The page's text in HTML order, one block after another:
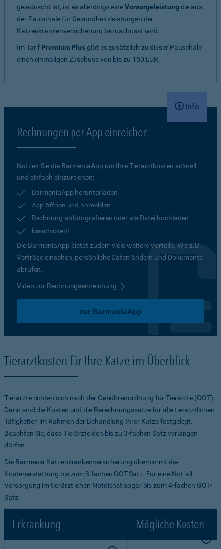
gewünscht ist, ist es allerdings eineVorsorgeleistung die aus
der Pauschale für Gesundheitsleistungen der
Katzenkrankenversicherung bezuschusst wird.
Im Tarif Premium Plusgibt es zusätzlich zu dieser Pauschale
einen einmaligen Zuschuss von bis zu 150 EUR.
Info
Rechnungen per App einreichen
Nutzen Sie die BarmeniaApp um Ihre Tierarztkosten schnell
und einfach einzureichen:
BarmeniaApp herunterladen
App öffnen und anmelden
Rechnung abfotografieren oder als Datei hochladen
losschicken!
Die BarmeniaApp bietet zudem viele weitere Vorteile. Wie z.B.
Verträge einsehen, persönliche Daten ändern und Dokumente
abrufen.
Video zur Rechnungseinreichung
zur BarmeniaApp
Tierarztkosten für Ihre Katze im Überblick
Tierärzte richten sich nach der Gebührenordnung für Tierärzte (GOT).
Darin sind die Kosten und die Berechnungssätze für alle tierärztlichen
Tätigkeiten im Rahmen der Behandlung Ihrer Katze festgelegt.
Beachten Sie, dass Tierärzte den bis zu 3-fachen Satz verlangen
dürfen.
Die Barmenia Katzenkrankenversicherung übernimmt die
Kostenerstattung bis zum 3-fachen GOT-Satz. Für eine Notfall-
Versorgung im tierärztlichen Notdienst sogar bis zum 4-fachen GOT-
Satz.
Erkrankung Mögliche Kosten